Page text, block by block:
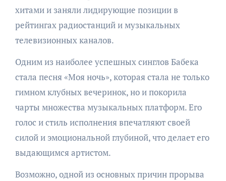
хитами и заняли лидирующие позиции в
рейтингах радиостанций и музыкальных
телевизионных каналов.
Одним из наиболее успешных синглов Бабека
стала песня «Моя ночь», которая стала не только
гимном клубных вечеринок, но и покорила
чарты множества музыкальных платформ. Его
голос и стиль исполнения впечатляют своей
силой и эмоциональной глубиной, что делает его
выдающимся артистом.
Возможно, одной из основных причин прорыва